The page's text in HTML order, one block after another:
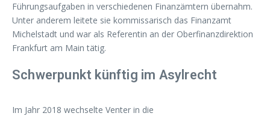
Führungsaufgaben in verschiedenen Finanzämtern übernahm.
Unter anderem leitete sie kommissarisch das Finanzamt
Michelstadt und war als Referentin an der Oberfinanzdirektion
Frankfurt am Main tätig.
Schwerpunkt künftig im Asylrecht
Im Jahr 2018 wechselte Venter in die